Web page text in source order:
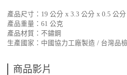
產品尺寸：19 公分 x 3.3 公分 x 0.5 公分
產品重量：61 公克
產品材質：不鏽鋼
生產國家：中國協力工廠製造 / 台灣品檢
商品影片